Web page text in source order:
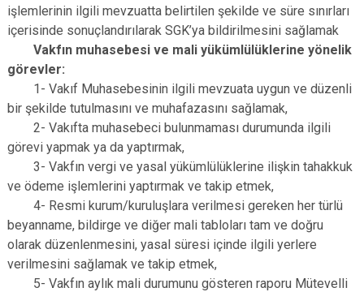
işlemlerinin ilgili mevzuatta belirtilen şekilde ve süre sınırları
içerisinde sonuçlandırılarak SGK’ya bildirilmesini sağlamak
Vakfın muhasebesi ve mali yükümlülüklerine yönelik
görevler:
1- Vakıf Muhasebesinin ilgili mevzuata uygun ve düzenli
bir şekilde tutulmasını ve muhafazasını sağlamak,
2- Vakıfta muhasebeci bulunmaması durumunda ilgili
görevi yapmak ya da yaptırmak,
3- Vakfın vergi ve yasal yükümlülüklerine ilişkin tahakkuk
ve ödeme işlemlerini yaptırmak ve takip etmek,
4- Resmi kurum/kuruluşlara verilmesi gereken her türlü
beyanname, bildirge ve diğer mali tabloları tam ve doğru
olarak düzenlenmesini, yasal süresi içinde ilgili yerlere
verilmesini sağlamak ve takip etmek,
5- Vakfın aylık mali durumunu gösteren raporu Mütevelli